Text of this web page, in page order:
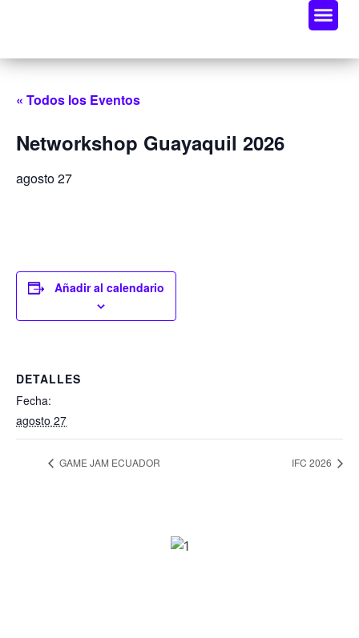
« Todos los Eventos
Networkshop Guayaquil 2026
agosto 27
Añadir al calendario
DETALLES
Fecha:
agosto 27
GAME JAM ECUADOR IFC 2026